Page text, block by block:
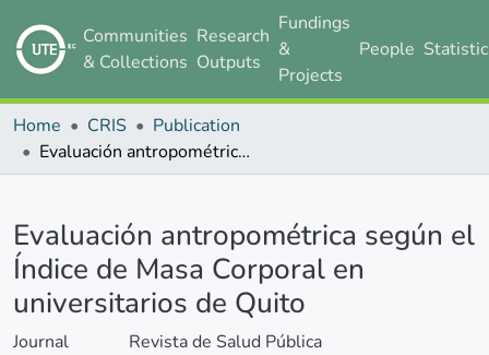
Communities
& Collections
Research
Outputs
Fundings
&
Projects
People
Home CRIS
Publication
Evaluación antropométrica según el Índice de Masa Corporal en universitarios de Quito
Evaluación antropométrica según el
Índice de Masa Corporal en
universitarios de Quito
Journal
Revista de Salud Pública